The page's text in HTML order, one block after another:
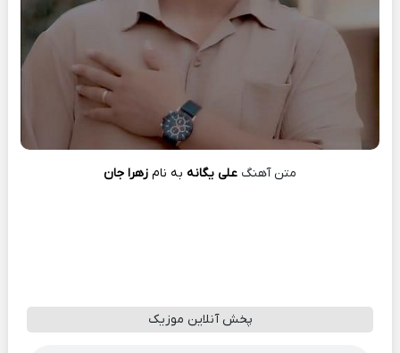
متن آهنگ علی یگانه به نام زهرا جان
پخش آنلاین موزیک